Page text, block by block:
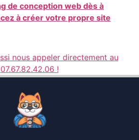
de conception web dès à
à créer votre propre site
nous appeler directement au
07.67.82.42.06 !